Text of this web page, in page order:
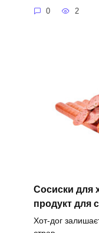
0 2
Сосиски для
продукт для
Хот-дог